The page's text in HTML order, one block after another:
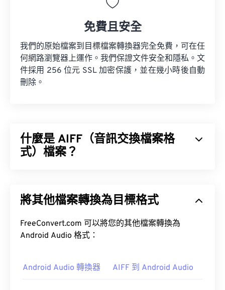
免費且安全
我們的原始檔案到目標檔案轉換器完全免費，可在任
何網路瀏覽器上運作。我們保證文件安全和隱私。文
件採用 256 位元 SSL 加密保護，並在幾小時後自動
刪除。
什麼是 AIFF（音訊交換檔案格
式）檔案？
用它，尤其是蘋果平台的用戶。它是無損
，這意味著
檔案會佔用更多空間。 AIFF 可以定位循環點數據
音符，這對音樂家來說非常有用。
將其他檔案轉換為目標格式
FreeConvert.com 可以將您的其他檔案轉換為
Android Audio 格式：
Android Audio 轉換器 AIFF 到 Android Audio